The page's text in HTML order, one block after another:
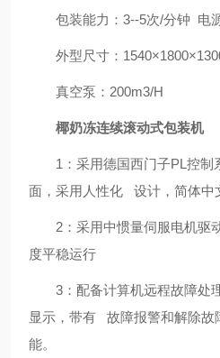
包装能力：3--5次/分钟 电
外型尺寸：
真空泵：200m3/H
椰奶冻连续滚动式包装机
1：采用德国西门子PL控制
面，采用人性化 设计，简体中
2：采用中惯量伺服电机驱
度平稳运行
3：配备计算机远程故障处
显示，带有 故障报警和解除故
能。